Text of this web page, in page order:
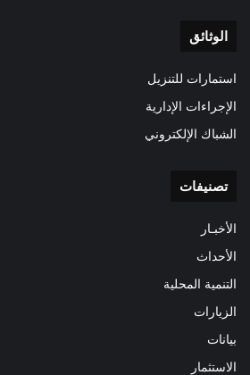
الوثائق
استمارات للتنزيل
الإجراءات الإدارية
الشباك الإلكتروني
تصنيفات
الأخبـار
الأحداث
التنمية المحلية
الزيارات
بيانات
الاستثمار